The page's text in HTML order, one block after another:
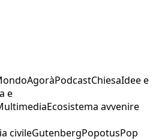
AgoràPodcastChiesaIdee e
e
Ecosistema avvenire
civileGutenbergPopotusPop